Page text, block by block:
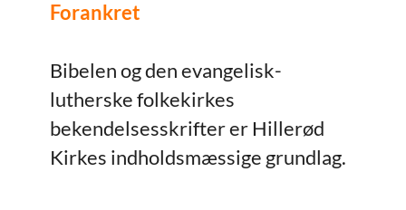
Forankret
Bibelen og den evangelisk-
lutherske folkekirkes
bekendelsesskrifter er Hillerød
Kirkes indholdsmæssige grundlag.